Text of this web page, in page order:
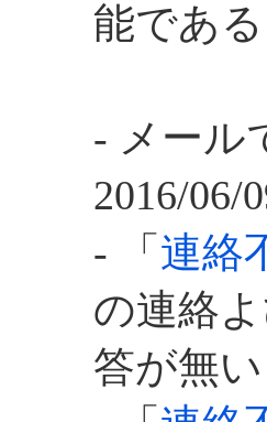
能である
- メール
2016/06/
- 「 連絡
の連絡
答が無い